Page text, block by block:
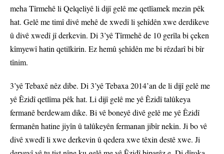
meha Tîrmehê li Qelqeliyê li dijî gelê me qetlîamek mezin pêk
hat. Gelê me timî divê mehê de xwedî li şehîdên xwe derdikeve
û divê xwedî jî derkevin. Di 3’yê Tîrmehê de 10 gerîla bi çeken
kîmyewî hatin qetilkirin. Ez hemû şehîdên me bi rêzdarî bi bîr
tînim.
3’yê Tebaxê nêz dibe. Di 3’yê Tebaxa 2014’an de li dijî gelê me
yê Êzidî qetlîma pêk hat. Li dijî gelê me yê Êzidî talûkeya
fermanê berdewam dike. Bi vê boneyê divê gelê me yê Êzidî
fermanên hatine jiyîn û talûkeyên fermanan jibîr nekin. Ji bo vê
divê xwedî li xwe derkevin û qedera xwe têxin destê xwe. Ji